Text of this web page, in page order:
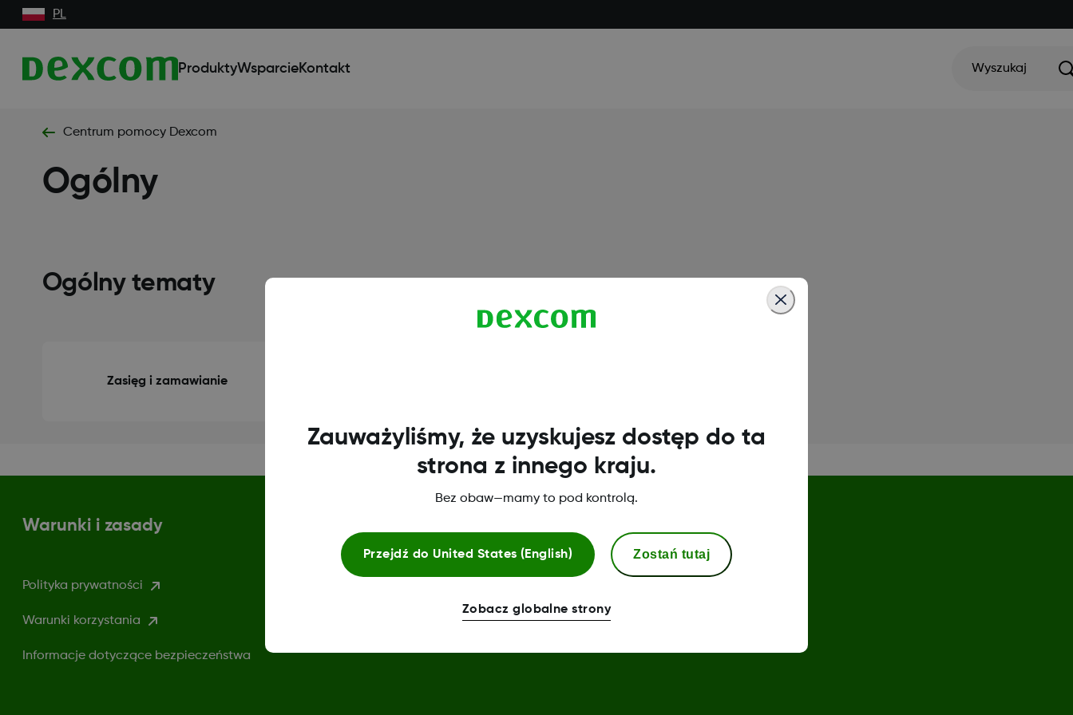
PL
ProduktyWsparcieKontakt Wyszukaj
Centrum pomocy Dexcom
Ogólny
Ogólny tematy
Zasięg i zamawianie
Warunki i zasady
Polityka prywatności
Warunki korzystania
Informacje dotyczące bezpieczeństwa
Deklaracja zgodności
Zauważyliśmy, że uzyskujesz dostęp do ta
strona z innego kraju.
Bez obaw—mamy to pod kontrolą.
Przejdź do United States (English) Zostań tutaj
Zobacz globalne strony